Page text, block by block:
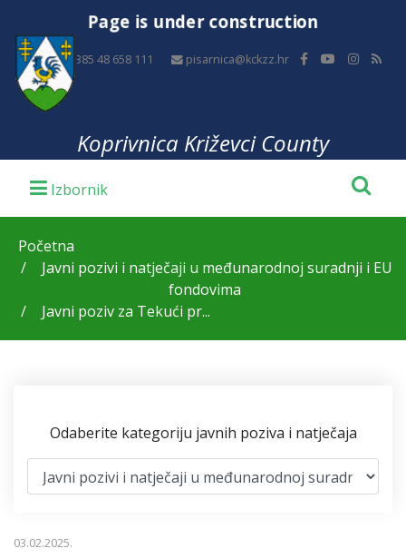
Page is under construction
+385 48 658 111 pisarnica@kckzz.hr
Koprivnica Križevci County
Početna
Javni pozivi i natječaji u međunarodnoj suradnji i EU
fondovima
Javni poziv za Tekući pr...
Odaberite kategoriju javnih poziva i natječaja
03.02.2025.